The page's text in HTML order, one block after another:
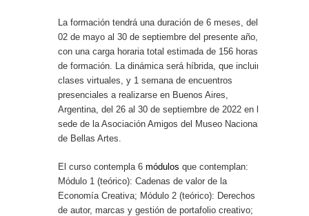
La formación tendrá una duración de 6 meses, del
02 de mayo al 30 de septiembre del presente año,
con una carga horaria total estimada de 156 horas
de formación. La dinámica será híbrida, que incluirá
clases virtuales, y 1 semana de encuentros
presenciales a realizarse en Buenos Aires,
Argentina, del 26 al 30 de septiembre de 2022 en la
sede de la Asociación Amigos del Museo Nacional
de Bellas Artes.
El curso contempla 6 módulos que contemplan:
Módulo 1 (teórico): Cadenas de valor de la
Economía Creativa; Módulo 2 (teórico): Derechos
de autor, marcas y gestión de portafolio creativo;